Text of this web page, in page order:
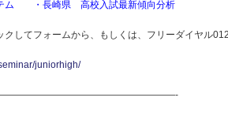
ム ・長崎県 高校入試最新傾向分析
クしてフォームから、もしくは、フリーダイヤル
juniorhigh/